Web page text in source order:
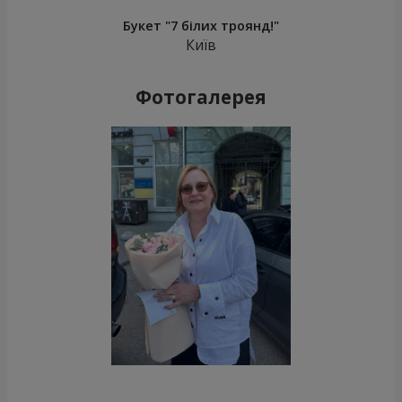
Букет "7 білих троянд!"
Київ
Фотогалерея